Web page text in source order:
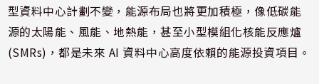
型資料中心計劃不變，能源布局也將更加積極，像低碳能
源的太陽能、風能、地熱能，甚至小型模組化核能反應爐
(SMRs)，都是未來 AI 資料中心高度依賴的能源投資項目。